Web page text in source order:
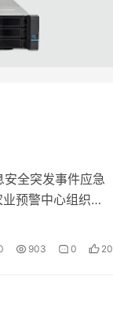
全突发事件应急
预警中心组织开
903 0 20